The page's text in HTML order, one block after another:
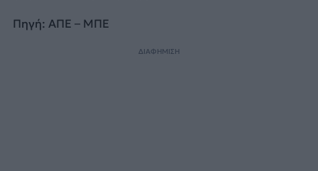
Πηγή: ΑΠΕ – ΜΠΕ
ΔΙΑΦΗΜΙΣΗ